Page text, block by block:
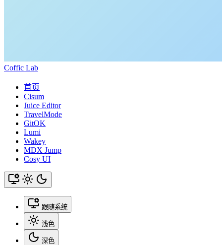
Coffic Lab
首页
Cisum
Juice Editor
TravelMode
GitOK
Lumi
Wakey
MDX Jump
Cosy UI
跟随系统
浅色
深色